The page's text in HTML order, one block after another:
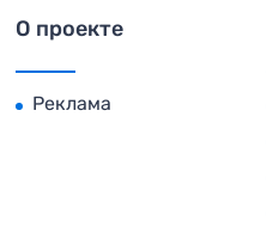
О проекте
Реклама